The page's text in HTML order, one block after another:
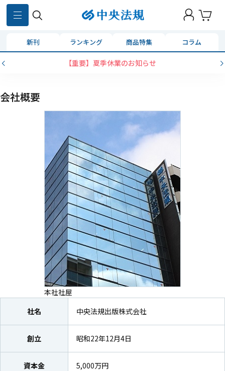
新刊 ランキング 商品特集 コラム
【重要】夏季休業のお知らせ
会社概要
社名 中央法規出版株式会社
創立 昭和22年12月4日
資本金 5,000万円
本社社屋